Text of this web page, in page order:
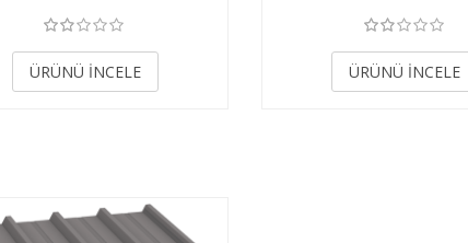
3.50
ÜRÜNÜ İNCELE
3.50
ÜRÜNÜ İNCELE